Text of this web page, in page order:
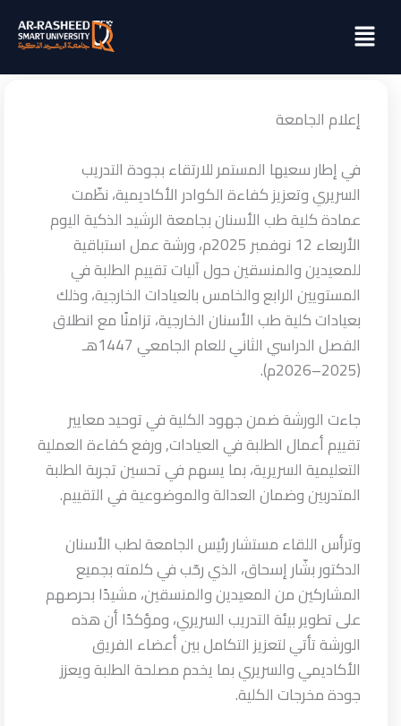
Menu
إعلام الجامعة
في إطار سعيها المستمر للارتقاء بجودة التدريب
السريري وتعزيز كفاءة الكوادر الأكاديمية، نظّمت
عمادة كلية طب الأسنان بجامعة الرشيد الذكية اليوم
الأربعاء 12 نوفمبر 2025م، ورشة عمل استباقية
للمعيدين والمنسقين حول آليات تقييم الطلبة في
المستويين الرابع والخامس بالعيادات الخارجية، وذلك
بعيادات كلية طب الأسنان الخارجية، تزامنًا مع انطلاق
الفصل الدراسي الثاني للعام الجامعي 1447هـ
(2025–2026م).
جاءت الورشة ضمن جهود الكلية في توحيد معايير
تقييم أعمال الطلبة في العيادات, ورفع كفاءة العملية
التعليمية السريرية، بما يسهم في تحسين تجربة الطلبة
المتدربين وضمان العدالة والموضوعية في التقييم.
وترأس اللقاء مستشار رئيس الجامعة لطب الأسنان
الدكتور بشّار إسحاق، الذي رحّب في كلمته بجميع
المشاركين من المعيدين والمنسقين، مشيدًا بحرصهم
على تطوير بيئة التدريب السريري، ومؤكدًا أن هذه
الورشة تأتي لتعزيز التكامل بين أعضاء الفريق
الأكاديمي والسريري بما يخدم مصلحة الطلبة ويعزز
جودة مخرجات الكلية.